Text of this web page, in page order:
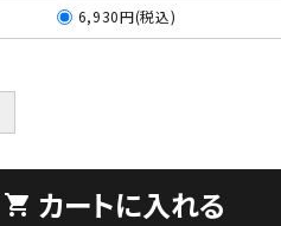
6,930円(税込)
shopping_cart カートに入れる